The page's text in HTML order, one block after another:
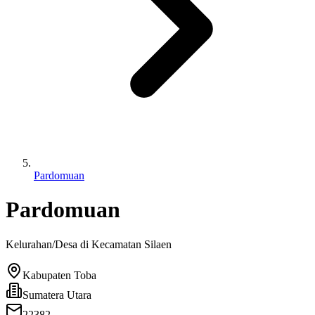
Pardomuan
Pardomuan
Kelurahan/Desa di Kecamatan Silaen
Kabupaten Toba
Sumatera Utara